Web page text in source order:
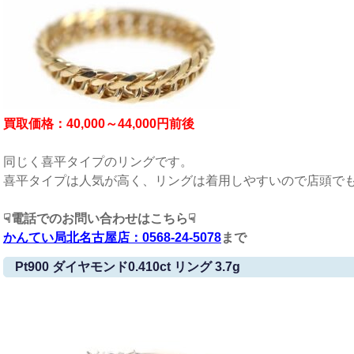
買取価格：40,000～44,000円前後
同じく喜平タイプのリングです。
喜平タイプは人気が高く、リングは着用しやすいので店頭で
☟電話でのお問い合わせはこちら☟
かんてい局北名古屋店：0568-24-5078まで
Pt900 ダイヤモンド0.410ct リング 3.7g